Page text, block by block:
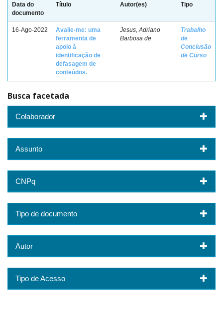
Data do
documento
Título Autor(es) Tipo
16-Ago-2022
Avalie-me: uma
ferramenta de
apoio à
identificação de
defasagem de
conteúdos.
Jesus, Adriano
Barbosa de
Trabalho
de
Conclusão
de Curso
Busca facetada
Colaborador
Assunto
CNPq
Tipo de documento
Autor
Tipo de Acesso